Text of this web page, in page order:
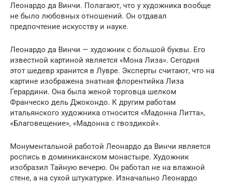
Леонардо да Винчи. Полагают, что у художника вообще
не было любовных отношений. Он отдавал
предпочтение искусству и науке.
Леонардо да Винчи — художник с большой буквы. Его
известной картиной является «Мона Лиза». Сегодня
этот шедевр хранится в Лувре. Эксперты считают, что на
картине изображена знатная флорентийка Лиза
Герардини. Она была женой торговца шелком
Франческо дель Джокондо. К другим работам
итальянского художника относится «Мадонна Литта»,
«Благовещение», «Мадонна с гвоздикой».
Монументальной работой Леонардо да Винчи является
роспись в доминиканском монастыре. Художник
изобразил Тайную вечерю. Он работал не на влажной
стене, а на сухой штукатурке. Изначально Леонардо